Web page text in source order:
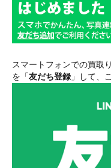
スマートフォンでの買取
を「友だち登録 」して、